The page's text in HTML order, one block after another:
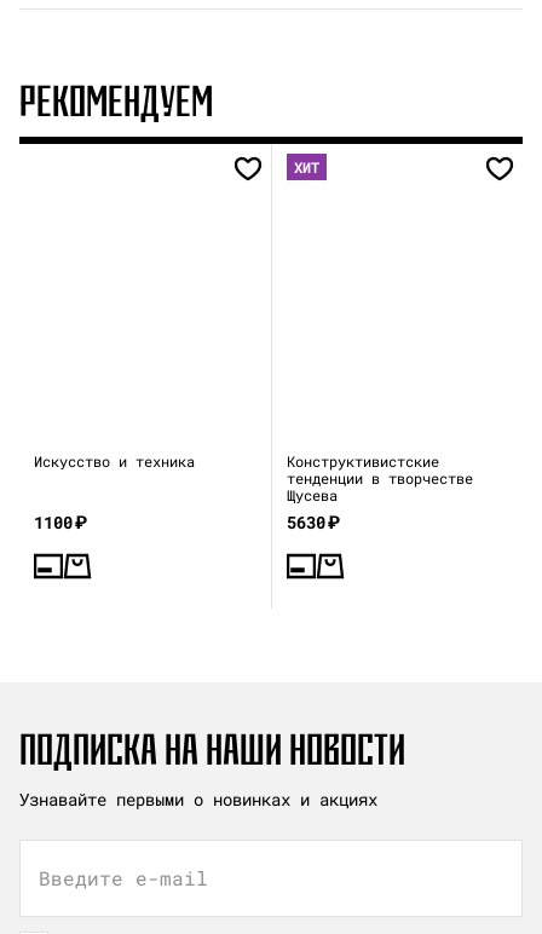
РЕКОМЕНДУЕМ
Искусство и техника
1100₽
ХИТ
Конструктивистские
тенденции в творчестве
Щусева
5630₽
ПОДПИСКА НА НАШИ НОВОСТИ
Узнавайте первыми о новинках и акциях
Введите e-mail